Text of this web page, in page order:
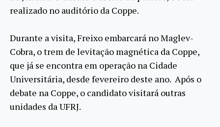
realizado no auditório da Coppe.
Durante a visita, Freixo embarcará no Maglev-
Cobra, o trem de levitação magnética da Coppe,
que já se encontra em operação na Cidade
Universitária, desde fevereiro deste ano. Após o
debate na Coppe, o candidato visitará outras
unidades da UFRJ.